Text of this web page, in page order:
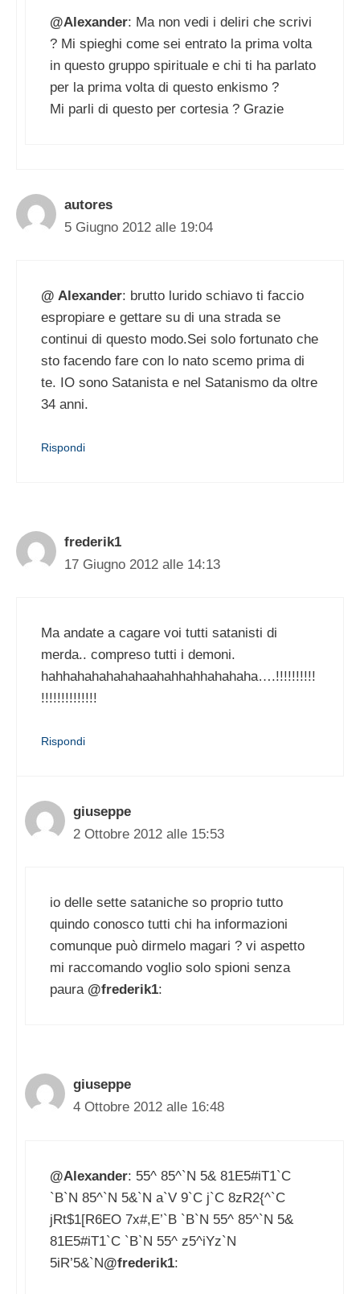
@Alexander: Ma non vedi i deliri che scrivi
? Mi spieghi come sei entrato la prima volta
in questo gruppo spirituale e chi ti ha parlato
per la prima volta di questo enkismo ?
Mi parli di questo per cortesia ? Grazie
autores
5 Giugno 2012 alle 19:04
@ Alexander: brutto lurido schiavo ti faccio
espropiare e gettare su di una strada se
continui di questo modo.Sei solo fortunato che
sto facendo fare con lo nato scemo prima di
te. IO sono Satanista e nel Satanismo da oltre
34 anni.
Rispondi
frederik1
17 Giugno 2012 alle 14:13
Ma andate a cagare voi tutti satanisti di
merda.. compreso tutti i demoni.
hahhahahahahahaahahhahhahahaha….!!!!!!!!!!
!!!!!!!!!!!!!!
Rispondi
giuseppe
2 Ottobre 2012 alle 15:53
io delle sette sataniche so proprio tutto
quindo conosco tutti chi ha informazioni
comunque può dirmelo magari ? vi aspetto
mi raccomando voglio solo spioni senza
paura @frederik1:
giuseppe
4 Ottobre 2012 alle 16:48
@Alexander: 55^ 85^`N 5& 81E5#iT1`C
`B`N 85^`N 5&`N a`V 9`C j`C 8zR2{^`C
jRt$1[R6EO 7x#,E’`B `B`N 55^ 85^`N 5&
81E5#iT1`C `B`N 55^ z5^iYz`N
5iR’5&`N@frederik1: